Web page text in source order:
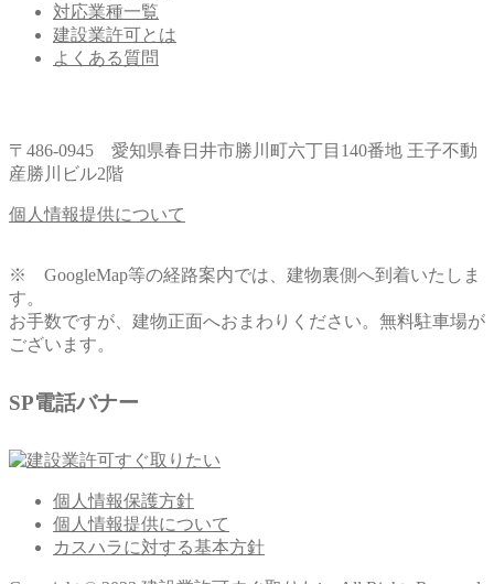
対応業種一覧
建設業許可とは
よくある質問
〒486-0945 愛知県春日井市勝川町六丁目140番地 王子不動
産勝川ビル2階
個人情報提供について
※ GoogleMap等の経路案内では、建物裏側へ到着いたしま
す。
お手数ですが、建物正面へおまわりください。無料駐車場が
ございます。
SP電話バナー
個人情報保護方針
個人情報提供について
カスハラに対する基本方針